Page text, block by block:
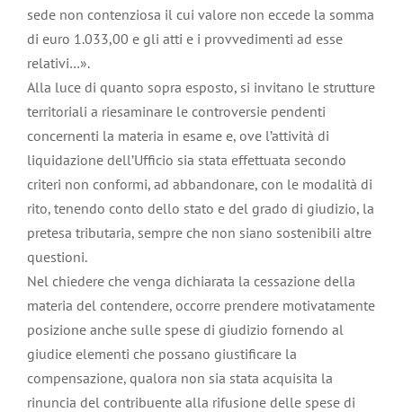
sede non contenziosa il cui valore non eccede la somma
di euro 1.033,00 e gli atti e i provvedimenti ad esse
relativi…».
Alla luce di quanto sopra esposto, si invitano le strutture
territoriali a riesaminare le controversie pendenti
concernenti la materia in esame e, ove l’attività di
liquidazione dell’Ufficio sia stata effettuata secondo
criteri non conformi, ad abbandonare, con le modalità di
rito, tenendo conto dello stato e del grado di giudizio, la
pretesa tributaria, sempre che non siano sostenibili altre
questioni.
Nel chiedere che venga dichiarata la cessazione della
materia del contendere, occorre prendere motivatamente
posizione anche sulle spese di giudizio fornendo al
giudice elementi che possano giustificare la
compensazione, qualora non sia stata acquisita la
rinuncia del contribuente alla rifusione delle spese di